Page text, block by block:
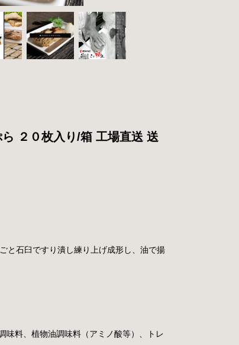
２０枚入り/箱 工場直送 送
と石臼ですり潰し練り上げ成形し、油で揚
味料、植物油調味料（アミノ酸等）、トレ